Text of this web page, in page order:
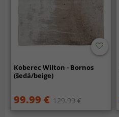
Koberec Wilton - Bornos
(šedá/beige)
99.99 € 129.99 €